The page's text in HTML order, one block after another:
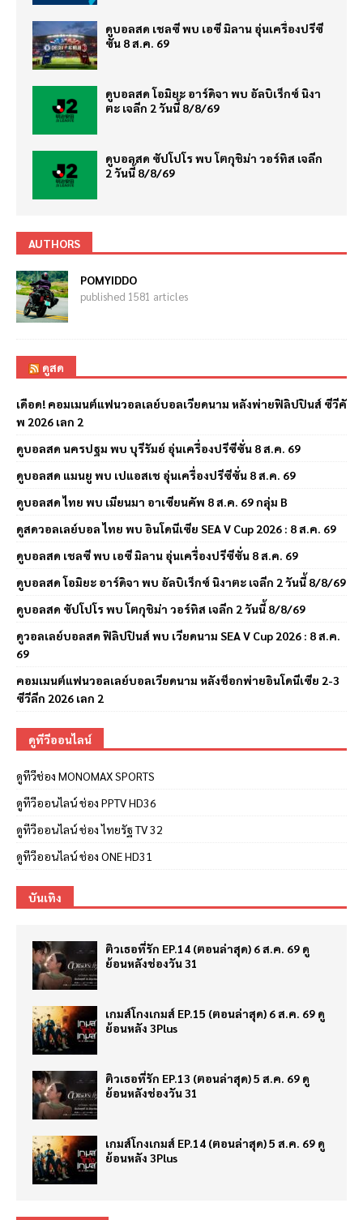
ดูบอลสด เชลซี พบ เอซี มิลาน อุ่นเครื่องปรีซี
ซั่น 8 ส.ค. 69
ดูบอลสด โอมิยะ อาร์ดิจา พบ อัลบิเร็กซ์ นิงา
ตะ เจลีก 2 วันนี้ 8/8/69
ดูบอลสด ซัปโปโร พบ โตกุชิม่า วอร์ทิส เจลีก
2 วันนี้ 8/8/69
AUTHORS
POMYIDDO
published 1581 articles
ดูสด
เดือด! คอมเมนต์แฟนวอลเลย์บอลเวียดนาม หลังพ่ายฟิลิปปินส์ ซีวีคั
พ 2026 เลก 2
ดูบอลสด นครปฐม พบ บุรีรัมย์ อุ่นเครื่องปรีซีซั่น 8 ส.ค. 69
ดูบอลสด แมนยู พบ เปแอสเช อุ่นเครื่องปรีซีซั่น 8 ส.ค. 69
ดูบอลสด ไทย พบ เมียนมา อาเซียนคัพ 8 ส.ค. 69 กลุ่ม B
ดูสดวอลเลย์บอล ไทย พบ อินโดนีเซีย SEA V Cup 2026 : 8 ส.ค. 69
ดูบอลสด เชลซี พบ เอซี มิลาน อุ่นเครื่องปรีซีซั่น 8 ส.ค. 69
ดูบอลสด โอมิยะ อาร์ดิจา พบ อัลบิเร็กซ์ นิงาตะ เจลีก 2 วันนี้ 8/8/69
ดูบอลสด ซัปโปโร พบ โตกุชิม่า วอร์ทิส เจลีก 2 วันนี้ 8/8/69
ดูวอลเลย์บอลสด ฟิลิปปินส์ พบ เวียดนาม SEA V Cup 2026 : 8 ส.ค.
69
คอมเมนต์แฟนวอลเลย์บอลเวียดนาม หลังช็อกพ่ายอินโดนีเซีย 2-3
ซีวีลีก 2026 เลก 2
ดูทีวีออนไลน์
ดูทีวีช่อง MONOMAX SPORTS
ดูทีวีออนไลน์ ช่อง PPTV HD36
ดูทีวีออนไลน์ ช่อง ไทยรัฐ TV 32
ดูทีวีออนไลน์ ช่อง ONE HD31
บันเทิง
ติวเธอที่รัก EP.14 (ตอนล่าสุด) 6 ส.ค. 69 ดู
ย้อนหลังช่องวัน 31
เกมส์โกงเกมส์ EP.15 (ตอนล่าสุด) 6 ส.ค. 69 ดู
ย้อนหลัง 3Plus
ติวเธอที่รัก EP.13 (ตอนล่าสุด) 5 ส.ค. 69 ดู
ย้อนหลังช่องวัน 31
เกมส์โกงเกมส์ EP.14 (ตอนล่าสุด) 5 ส.ค. 69 ดู
ย้อนหลัง 3Plus